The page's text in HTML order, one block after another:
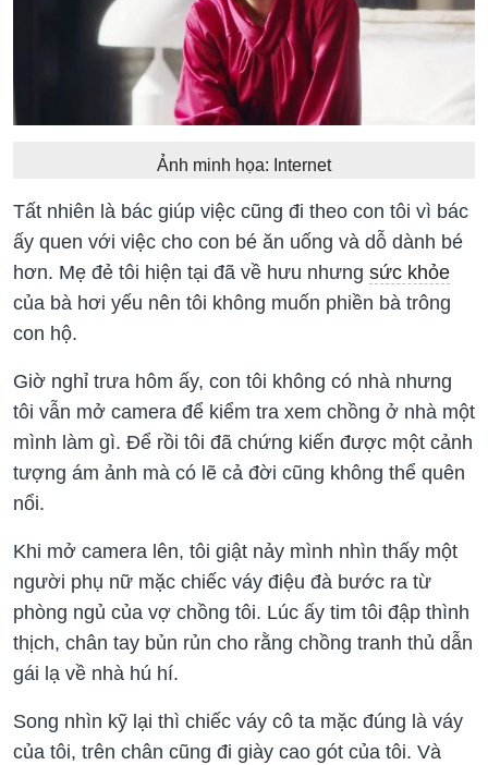
Ảnh minh họa: Internet
Tất nhiên là bác giúp việc cũng đi theo con tôi vì bác
ấy quen với việc cho con bé ăn uống và dỗ dành bé
hơn. Mẹ đẻ tôi hiện tại đã về hưu nhưng sức khỏe
của bà hơi yếu nên tôi không muốn phiền bà trông
con hộ.
Giờ nghỉ trưa hôm ấy, con tôi không có nhà nhưng
tôi vẫn mở camera để kiểm tra xem chồng ở nhà một
mình làm gì. Để rồi tôi đã chứng kiến được một cảnh
tượng ám ảnh mà có lẽ cả đời cũng không thể quên
nổi.
Khi mở camera lên, tôi giật nảy mình nhìn thấy một
người phụ nữ mặc chiếc váy điệu đà bước ra từ
phòng ngủ của vợ chồng tôi. Lúc ấy tim tôi đập thình
thịch, chân tay bủn rủn cho rằng chồng tranh thủ dẫn
gái lạ về nhà hú hí.
Song nhìn kỹ lại thì chiếc váy cô ta mặc đúng là váy
của tôi, trên chân cũng đi giày cao gót của tôi. Và